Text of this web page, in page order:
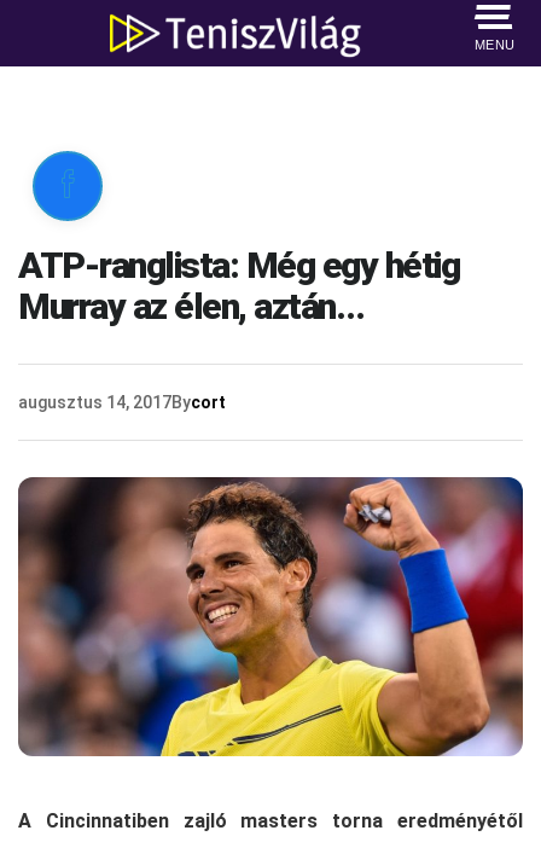
MENU

ATP-ranglista: Még egy hétig
Murray az élen, aztán…
augusztus 14, 2017Bycort
A Cincinnatiben zajló masters torna eredményétől